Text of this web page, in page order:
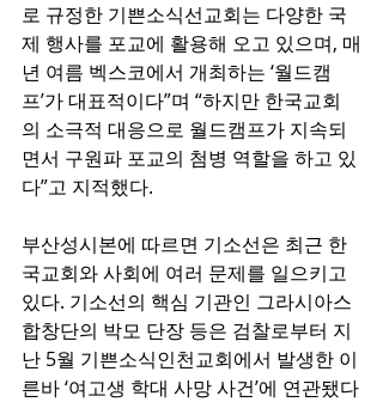
로 규정한 기쁜소식선교회는 다양한 국
제 행사를 포교에 활용해 오고 있으며, 매
년 여름 벡스코에서 개최하는 ‘월드캠
프’가 대표적이다”며 “하지만 한국교회
의 소극적 대응으로 월드캠프가 지속되
면서 구원파 포교의 첨병 역할을 하고 있
다”고 지적했다.
부산성시본에 따르면 기소선은 최근 한
국교회와 사회에 여러 문제를 일으키고
있다. 기소선의 핵심 기관인 그라시아스
합창단의 박모 단장 등은 검찰로부터 지
난 5월 기쁜소식인천교회에서 발생한 이
른바 ‘여고생 학대 사망 사건’에 연관됐다